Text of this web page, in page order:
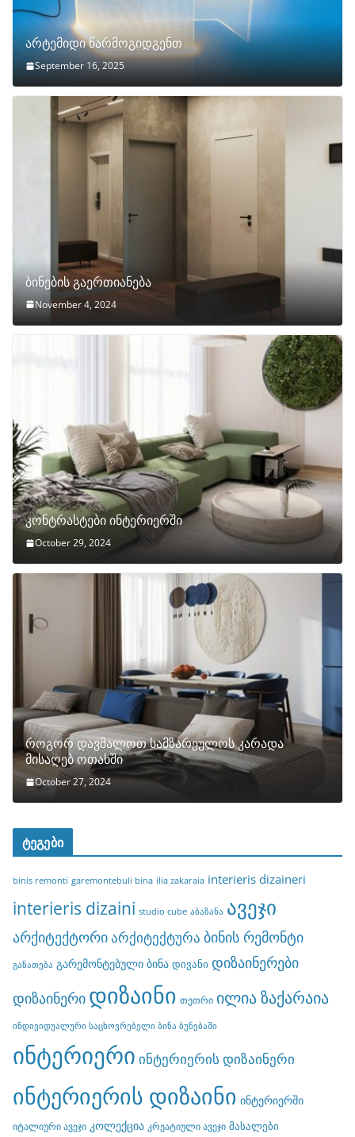
არტემიდი წარმოგიდგენთ
September 16, 2025
ბინების გაერთიანება
November 4, 2024
კონტრასტები ინტერიერში
October 29, 2024
როგორ დავმალოთ სამზარეულოს კარადა
მისაღებ ოთახში
October 27, 2024
ტეგები
binis remonti garemontebuli bina ilia zakaraia interieris dizaineri
interieris dizaini studio cube აბაზანა ავეჯი
არქიტექტორიარქიტექტურა ბინის რემონტი
განათება გარემონტებული ბინა დივანი დიზაინერები
დიზაინერი დიზაინი თეთრი ილია ზაქარაია
ინდივიდუალური საცხოვრებელი ბინა ბუნებაში
ინტერიერი ინტერიერის დიზაინერი
ინტერიერის დიზაინი ინტერიერში
იტალიური ავეჯი კოლექცია კრეატიული ავეჯი მასალები